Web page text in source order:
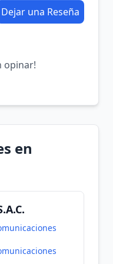
Dejar una Reseña
opinar!
en